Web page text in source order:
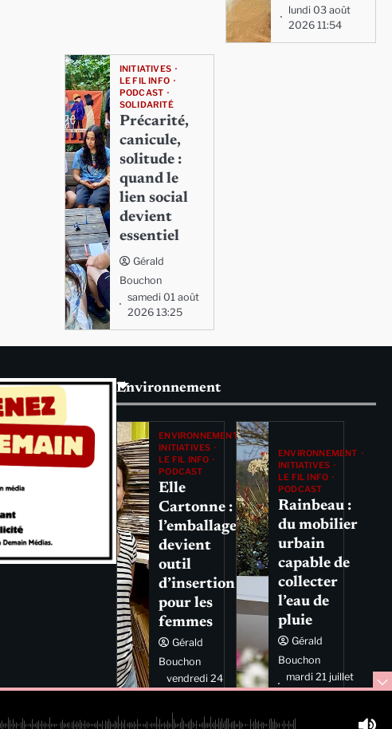
lundi 03 août
2026 11:54
INITIATIVES
LE FIL INFO
PODCAST
SOLIDARITÉ
Précarité,
canicule,
solitude :
quand le
lien social
devient
essentiel
Gérald
Bouchon
samedi 01 août
2026 13:25
Environnement
ENVIRONNEMENT
INITIATIVES
LE FIL INFO
PODCAST
Elle
Cartonne :
l’emballage
devient
outil
d’insertion
pour les
femmes
Gérald
Bouchon
vendredi 24
juillet 2026
ENVIRONNEMENT
INITIATIVES
LE FIL INFO
PODCAST
Rainbeau :
du mobilier
urbain
capable de
collecter
l’eau de
pluie
Gérald
Bouchon
mardi 21 juillet
2026 11:44